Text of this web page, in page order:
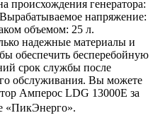
происхождения генератора:
Вырабатываемое напряжение:
объемом: 25 л.
надежные материалы и
обеспечить бесперебойную
срок службы после
обслуживания. Вы можете
Амперос LDG 13000E за
«ПикЭнерго».